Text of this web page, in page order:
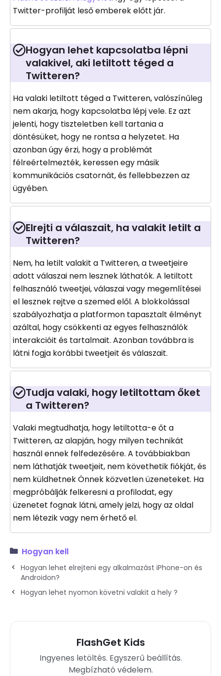
Twitter-profilját leső emberek előtt jár.
Hogyan lehet kapcsolatba lépni
valakivel, aki letiltott téged a
Twitteren?
Ha valaki letiltott téged a Twitteren, valószínűleg
nem akarja, hogy kapcsolatba lépj vele. Ez azt
jelenti, hogy tiszteletben kell tartania a
döntésüket, hogy ne rontsa a helyzetet. Ha
azonban úgy érzi, hogy a problémát
félreértelmezték, keressen egy másik
kommunikációs csatornát, és fellebbezzen az
ügyében.
Elrejti a válaszait, ha valakit letilt a
Twitteren?
Nem, ha letilt valakit a Twitteren, a tweetjeire
adott válaszai nem lesznek láthatók. A letiltott
felhasználó tweetjei, válaszai vagy megemlítései
el lesznek rejtve a szemed elől. A blokkolással
szabályozhatja a platformon tapasztalt élményt
azáltal, hogy csökkenti az egyes felhasználók
interakcióit és tartalmait. Azonban továbbra is
látni fogja korábbi tweetjeit és válaszait.
Tudja valaki, hogy letiltottam őket
a Twitteren?
Valaki megtudhatja, hogy letiltotta-e őt a
Twitteren, az alapján, hogy milyen technikát
használ ennek felfedezésére. A továbbiakban
nem láthatják tweetjeit, nem követhetik fiókját, és
nem küldhetnek Önnek közvetlen üzeneteket. Ha
megpróbálják felkeresni a profilodat, egy
üzenetet fognak látni, amely jelzi, hogy az oldal
nem létezik vagy nem érhető el.
Hogyan kell
Hogyan lehet elrejteni egy alkalmazást iPhone-on és
Androidon?
Hogyan lehet nyomon követni valakit a hely ?
FlashGet Kids
Ingyenes letöltés. Egyszerű beállítás.
Megbízható védelem.